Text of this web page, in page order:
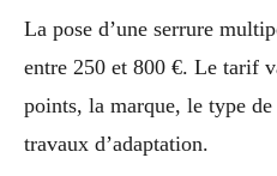
La pose d’une serrure
entre 250 et 800 €. Le tarif
points, la marque, le type
travaux d’adaptation.